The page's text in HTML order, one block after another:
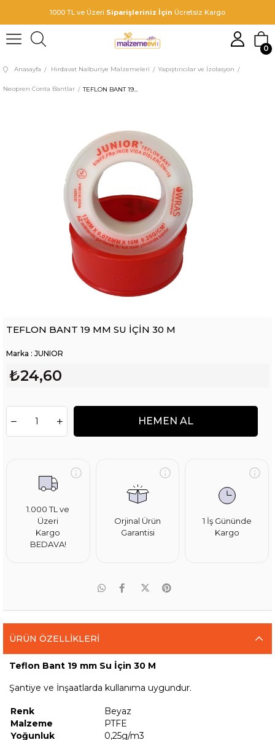
İçinÜcretsiz Kargo
0
Anasayfa Hırdavat Nalburiye Malzemeleri Yapıştırıcılar ve İzolasyon
Neopren Conta Bantlar TEFLON BANT 19 MM SU İÇİN 30 M
TEFLON BANT 19 MM SU İÇİN 30 M
Marka : JUNIOR
₺24,60
1.000 TL ve
Üzeri
Kargo
BEDAVA!
Orjinal Ürün
Garantisi
1 İş Gününde
Kargo
ÜRÜN ÖZELLIKLERI
Teflon Bant 19 mm Su İçin 30 M
Şantiye ve İnşaatlarda kullanıma uygundur.
Renk
Beyaz
Malzeme
PTFE
Yoğunluk
0,25g/m3